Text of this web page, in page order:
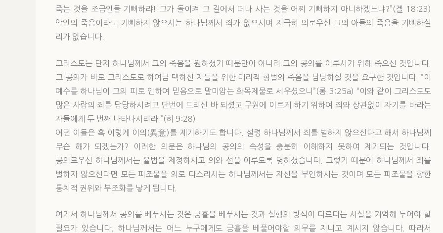
죽는 것을 조금인들 기뻐하랴! 그가 돌이켜 그 길에서 떠나 사는 것을 어찌 기뻐하지 아니하겠느냐?”(겔 18:23)
악인의 죽음이라도 기뻐하지 않으시는 하나님께서 죄가 없으시며 지극히 의로우신 그의 아들의 죽음을 기뻐하실
리가 없습니다.
그리스도는 단지 하나님께서 그의 죽음을 원하셨기 때문만이 아니라 그의 공의를 이루시기 위해 죽으신 것입니다.
그 공의가 바로 그리스도로 하여금 택하신 자들을 위한 대리적 형벌의 죽음을 담당하실 것을 요구한 것입니다. “이
예수를 하나님이 그의 피로 인하여 믿음으로 말미암는 화목제물로 세우셨으니”(롬 3:25a) “이와 같이 그리스도도
많은 사람의 죄를 담당하시려고 단번에 드리신 바 되셨고 구원에 이르게 하기 위하여 죄와 상관없이 자기를 바라는
자들에게 두 번째 나타나시리라.”(히 9:28)
어떤 이들은 혹 이렇게 이의(異意)를 제기하기도 합니다. 설령 하나님께서 죄를 벌하지 않으신다고 해서 하나님께
무슨 해가 되겠는가? 이러한 의문은 하나님의 공의의 속성을 충분히 이해하지 못하여 제기되는 것입니다.
공의로우신 하나님께서는 율법을 제정하시고 의와 선을 이루도록 명하셨습니다. 그렇기 때문에 하나님께서 죄를
벌하지 않으신다면 모든 피조물을 의로 다스리시는 하나님께서는 자신을 부인하시는 것이며 모든 피조물을 향한
통치적 권위와 부조화를 낳게 됩니다.
여기서 하나님께서 공의를 베푸시는 것은 긍휼을 베푸시는 것과 실행의 방식이 다르다는 사실을 기억해 두어야 할
필요가 있습니다. 하나님께서는 어느 누구에게도 긍휼을 베풀어야할 의무를 지니고 계시지 않습니다. 따라서